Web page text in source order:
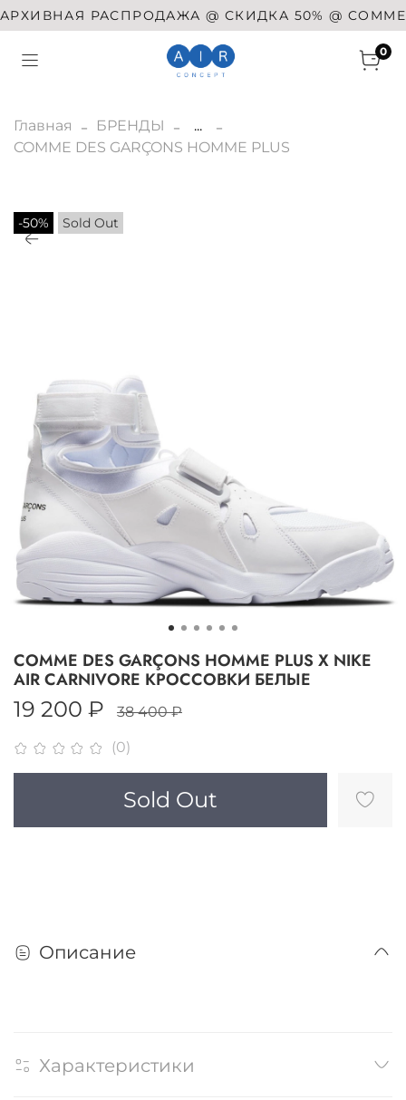
РАСПРОДАЖА @ СКИДКА 50% @ COMME DES
0
Главная БРЕНДЫ
...
COMME DES GARÇONS HOMME PLUS
-50% Sold Out
(0)
COMME DES GARÇONS HOMME PLUS X NIKE
AIR CARNIVORE КРОССОВКИ БЕЛЫЕ
19 200 ₽ 38 400 ₽
Sold Out
Описание
Характеристики